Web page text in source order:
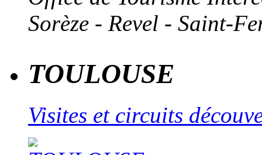
Sorèze - Revel - Saint-
TOULOUSE
Visites et circuits